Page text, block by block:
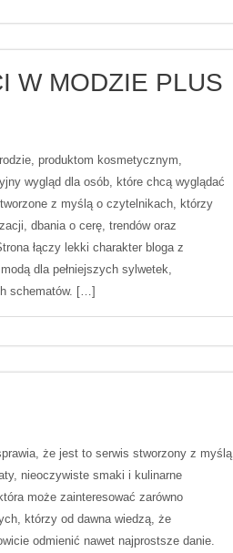
W MODZIE PLUS
produktom kosmetycznym,
wygląd dla osób, które chcą wyglądać
z myślą o czytelnikach, którzy
dbania o cerę, trendów oraz
łączy lekki charakter bloga z
dla pełniejszych sylwetek,
schematów. […]
że jest to serwis stworzony z myślą
nieoczywiste smaki i kulinarne
może zainteresować zarówno
którzy od dawna wiedzą, że
odmienić nawet najprostsze danie.